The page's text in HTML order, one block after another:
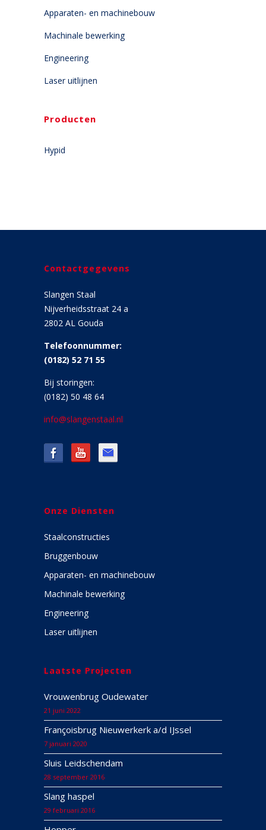
Apparaten- en machinebouw
Machinale bewerking
Engineering
Laser uitlijnen
Producten
Hypid
Contactgegevens
Slangen Staal
Nijverheidsstraat 24 a
2802 AL Gouda
Telefoonnummer:
(0182) 52 71 55
Bij storingen:
(0182) 50 48 64
info@slangenstaal.nl
Onze Diensten
Staalconstructies
Bruggenbouw
Apparaten- en machinebouw
Machinale bewerking
Engineering
Laser uitlijnen
Laatste Projecten
Vrouwenbrug Oudewater
21 juni 2022
Françoisbrug Nieuwerkerk a/d IJssel
7 januari 2020
Sluis Leidschendam
28 september 2016
Slang haspel
29 februari 2016